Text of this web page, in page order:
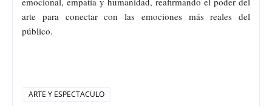
arte para conectar con las emociones más reales del
público.
ARTE Y ESPECTACULO